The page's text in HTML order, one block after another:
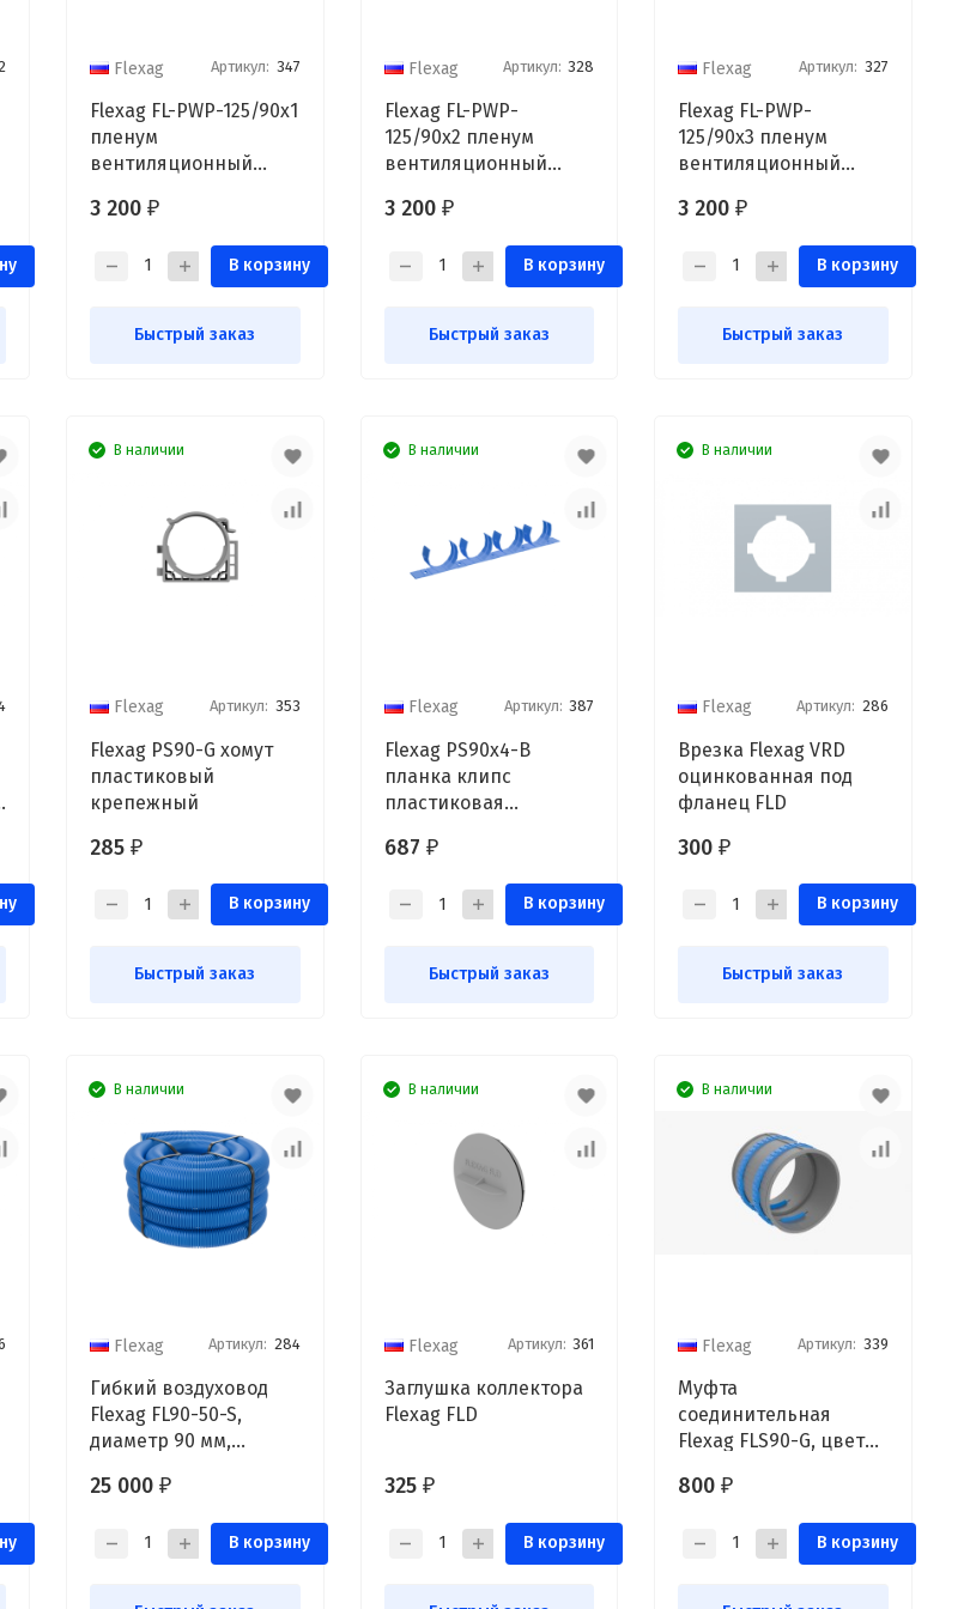
Flexag Артикул: 347
Flexag FL-PWP-125/90x1
пленум
вентиляционный
выxод FLD
3 200 ₽
В корзину
Быстрый заказ
Flexag Артикул: 328
Flexag FL-PWP-
125/90x2 пленум
вентиляционный
выxода FLD
3 200 ₽
В корзину
Быстрый заказ
Flexag Артикул: 327
Flexag FL-PWP-
125/90x3 пленум
вентиляционный
выxода FLD
3 200 ₽
В корзину
Быстрый заказ
В наличии
Flexag Артикул: 353
Flexag PS90-G хомут
пластиковый
крепежный
285 ₽
В корзину
Быстрый заказ
В наличии
Flexag Артикул: 387
Flexag PS90x4-B
планка клипс
пластиковая
687 ₽
В корзину
Быстрый заказ
В наличии
Flexag Артикул: 286
Врезка Flexag VRD
оцинкованная под
фланец FLD
300 ₽
В корзину
Быстрый заказ
В наличии
Flexag Артикул: 284
Гибкий воздуховод
Flexag FL90-50-S,
диаметр 90 мм,
антибактериальный и
антистатический, 50 м
25 000 ₽
В корзину
В наличии
Flexag Артикул: 361
Заглушка коллектора
Flexag FLD
325 ₽
В корзину
В наличии
Flexag Артикул: 339
Муфта
соединительная
Flexag FLS90-G, цвет
800 ₽
В корзину